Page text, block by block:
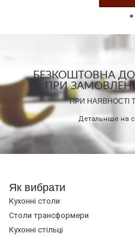
БЕЗКОШТОВНА
ПРИ
ПРИ НАЯВНОСТІ
Детальніше на
Як вибрати
Кухонні столи
Cтоли трансформери
Кухонні стільці